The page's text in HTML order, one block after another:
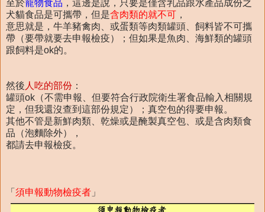
至於寵物食品 ，這邊是說，只要是僅含乳品跟水產品成份之
犬貓食品是可攜帶，但是含肉類的就不可 ，
意思就是，牛羊豬禽肉、或蛋類等肉類罐頭、飼料皆不可攜
帶（要帶就要去申報檢疫）；但如果是魚肉、海鮮類的罐頭
跟飼料是ok的。
然後 人吃的部份 ：
罐頭ok（不需申報、但要符合行政院衛生署食品輸入相關規
定，但我還沒查到這部份規定）；真空包的得要申報。
其他不管是新鮮肉類、乾燥或是醃製真空包、或是含肉類食
品（泡麵除外），
都請去申報檢疫。
「 須申報動物檢疫者 」